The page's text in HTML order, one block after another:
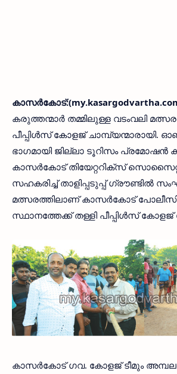
കരുത്തന്മാര്‍ തമ്മിലുള്ള വടംവലി
പീപ്പിള്‍സ് കോളജ് ചാമ്പ്യന്മാരായി.
ഭാഗമായി ജില്ലാ ടൂറിസം
കാസര്‍കോട് തിയേറ്ററിക്‌സ്
സഹകരിച്ച് താളിപ്പടുപ്പ് ഗ്രൗണ്ടില്‍
മത്സരത്തിലാണ് കാസര്‍കോട്
സ്ഥാനത്തേക്ക് തള്ളി പീപ്പിള്‍സ്
കാസര്‍കോട് ഗവ. കോളജ് ടീമും